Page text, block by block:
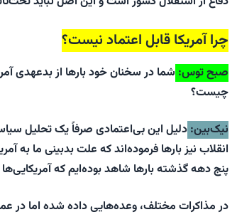
چرا آمریکا قابل اعتماد نیست؟
صبح توس: شما در سخنان خود بارها از بدعهدی
چیست؟
نیک‌بین: دلیل این بی‌اعتمادی صرفاً یک تحلیل
انقلاب نیز بارها فرموده‌اند که علت بدبینی ما
پنج دهه گذشته بارها شاهد بوده‌ایم که
در مذاکرات مختلف، وعده‌هایی داده شده اما در